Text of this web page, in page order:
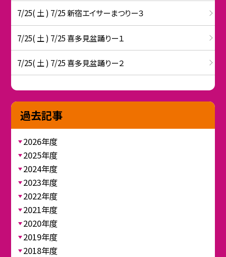
7/25( 土 ) 7/25 新宿エイサーまつりー３
7/25( 土 ) 7/25 喜多見盆踊りー１
7/25( 土 ) 7/25 喜多見盆踊りー２
過去記事
2026年度
2025年度
2024年度
2023年度
2022年度
2021年度
2020年度
2019年度
2018年度